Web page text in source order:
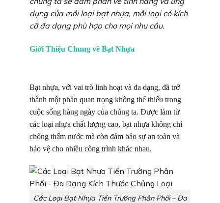
dụng của mỗi loại bạt nhựa, mỗi loại có kích
cỡ đa dạng phù hợp cho mọi nhu cầu.
Giới Thiệu Chung về Bạt Nhựa
Bạt nhựa, với vai trò linh hoạt và đa dạng, đã trở
thành một phần quan trọng không thể thiếu trong
cuộc sống hàng ngày của chúng ta. Được làm từ
các loại nhựa chất lượng cao, bạt nhựa không chỉ
chống thấm nước mà còn đảm bảo sự an toàn và
bảo vệ cho nhiều công trình khác nhau.
Các Loại Bạt Nhựa Tiến Trường Phân Phối – Đa